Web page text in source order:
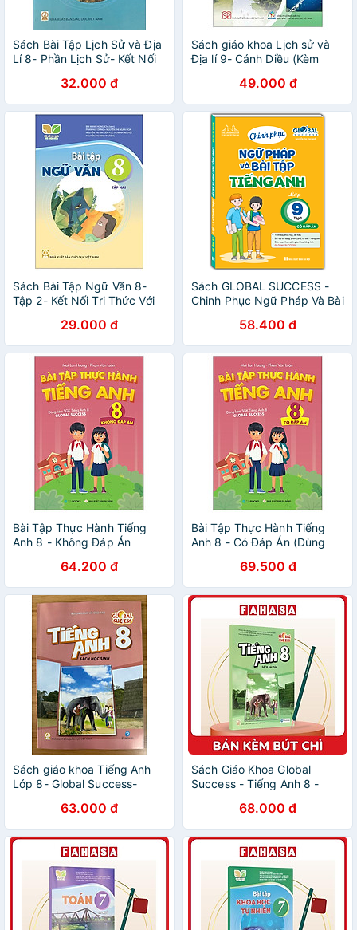
Sách Bài Tập Lịch Sử và Địa
Lí 8- Phần Lịch Sử- Kết Nối
(Kèm nilon bọc sách, nhãn
tên)
32.000 đ
Sách giáo khoa Lịch sử và
Địa lí 9- Cánh Diều (Kèm
49.000 đ
Sách Bài Tập Ngữ Văn 8-
Tập 2- Kết Nối Tri Thức Với
29.000 đ
Sách GLOBAL SUCCESS -
Chinh Phục Ngữ Pháp Và Bài
(Có đáp án)58.400 đ
Bài Tập Thực Hành Tiếng
Anh 8 - Không Đáp Án
Global Success)
64.200 đ
Bài Tập Thực Hành Tiếng
Anh 8 - Có Đáp Án (Dùng
69.500 đ
Sách giáo khoa Tiếng Anh
Lớp 8- Global Success-
nhãn tên)63.000 đ
Sách Giáo Khoa Global
Success - Tiếng Anh 8 -
68.000 đ